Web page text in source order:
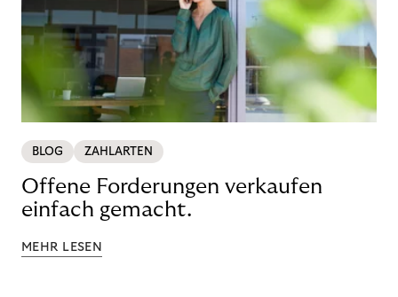
BLOG ZAHLARTEN
Offene Forderungen verkaufen
einfach gemacht.
MEHR LESEN